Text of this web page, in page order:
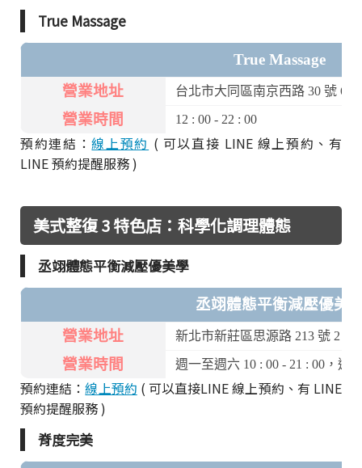
True Massage
True Massage
營業地址
台北市大同區南京西路 30 號 6
營業時間 12 : 00 - 22 : 00
預約連結：線上預約 ( 可以直接 LINE 線上預約、有
LINE 預約提醒服務 )
美式整復 3 特色店：科學化調理體態
丞翊體態平衡減壓優美學
丞翊體態平衡減壓優美
營業地址
新北市新莊區思源路 213 號 2 樓
營業時間 週一至週六 10 : 00 - 21 : 00，週
預約連結：線上預約 ( 可以直接LINE 線上預約、有 LINE
預約提醒服務 )
脊度完美